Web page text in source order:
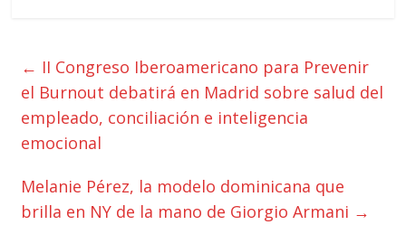
← II Congreso Iberoamericano para Prevenir
el Burnout debatirá en Madrid sobre salud del
empleado, conciliación e inteligencia
emocional
Melanie Pérez, la modelo dominicana que
brilla en NY de la mano de Giorgio Armani →